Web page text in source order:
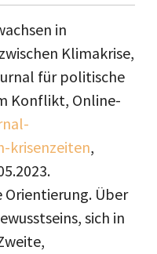
in
Klimakrise,
für politische
Konflikt, Online-
krisenzeiten,
Orientierung. Über
sich in